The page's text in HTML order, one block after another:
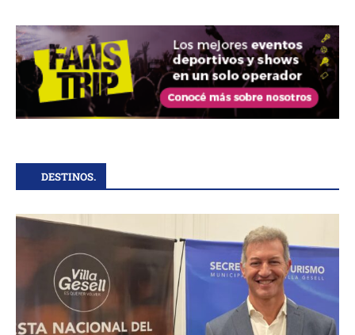
DESTINOS.